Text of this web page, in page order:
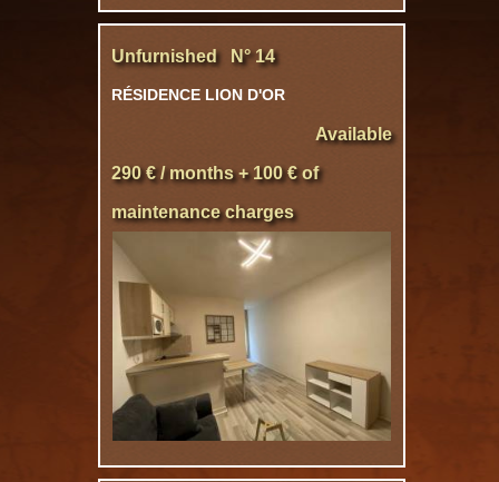
Unfurnished N° 14
RÉSIDENCE LION D'OR
Available
290 € / months + 100 € of
maintenance charges